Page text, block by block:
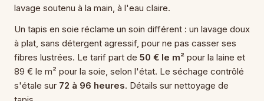
lavage soutenu à la main, à l'eau claire.
Un tapis en soie réclame un soin différent : un lavage doux
à plat, sans détergent agressif, pour ne pas casser ses
fibres lustrées. Le tarif part de 50 € le m² pour la laine et
89 € le m² pour la soie, selon l'état. Le séchage contrôlé
s'étale sur 72 à 96 heures. Détails sur nettoyage de